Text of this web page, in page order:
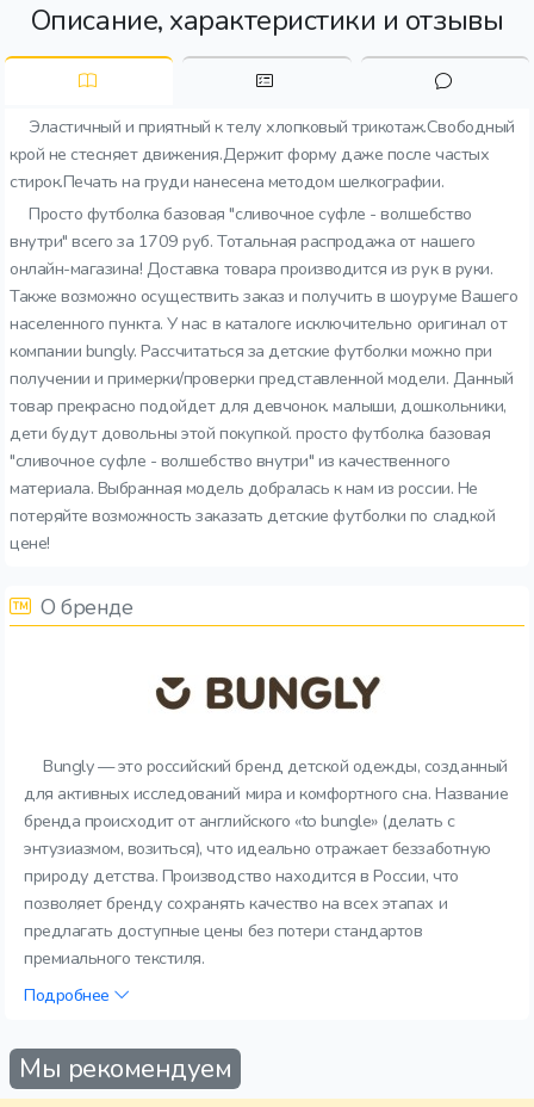
Описание, характеристики и отзывы
Эластичный и приятный к телу хлопковый трикотаж.Свободный
крой не стесняет движения.Держит форму даже после частых
стирок.Печать на груди нанесена методом шелкографии.
Просто футболка базовая "сливочное суфле - волшебство
внутри" всего за 1709 руб. Тотальная распродажа от нашего
онлайн-магазина! Доставка товара производится из рук в руки.
Также возможно осуществить заказ и получить в шоуруме Вашего
населенного пункта. У нас в каталоге исключительно оригинал от
компании bungly. Рассчитаться за детские футболки можно при
получении и примерки/проверки представленной модели. Данный
товар прекрасно подойдет для девчонок. малыши, дошкольники,
дети будут довольны этой покупкой. просто футболка базовая
"сливочное суфле - волшебство внутри" из качественного
материала. Выбранная модель добралась к нам из россии. Не
потеряйте возможность заказать детские футболки по сладкой
цене!
О бренде
Bungly — это российский бренд детской одежды, созданный
для активных исследований мира и комфортного сна. Название
бренда происходит от английского «to bungle» (делать с
энтузиазмом, возиться), что идеально отражает беззаботную
природу детства. Производство находится в России, что
позволяет бренду сохранять качество на всех этапах и
предлагать доступные цены без потери стандартов
премиального текстиля.
Подробнее
Мы рекомендуем